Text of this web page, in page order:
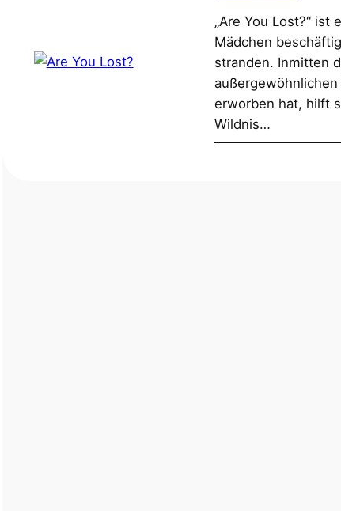
„Are You Lost?“
Mädchen
stranden. Inmitten
erworben hat, hilft
Wildnis…